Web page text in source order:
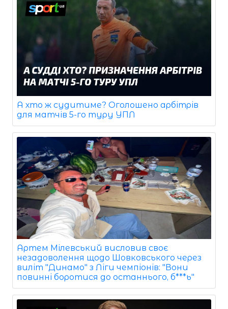
А хто ж судитиме? Оголошено арбітрів
для матчів 5-го туру УПЛ
Артем Мілевський висловив своє
незадоволення щодо Шовковського через
виліт "Динамо" з Ліги чемпіонів: "Вони
повинні боротися до останнього, б***ь"